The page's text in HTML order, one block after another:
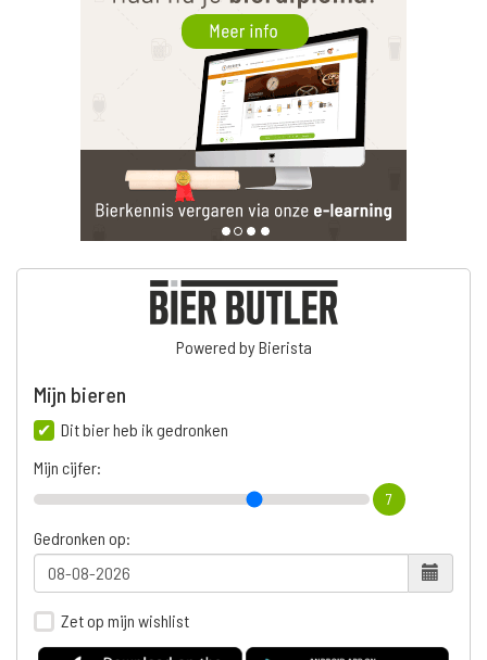
Powered by Bierista
Mijn bieren
Dit bier heb ik gedronken
Mijn cijfer:
7
Gedronken op:
Zet op mijn wishlist